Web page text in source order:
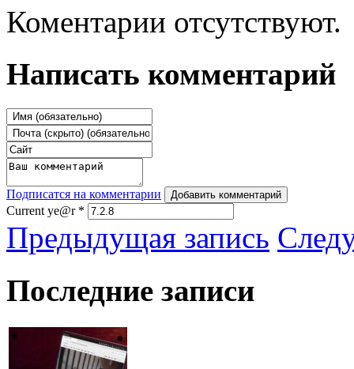
Коментарии отсутствуют.
Написать комментарий
Подписатся на комментарии Добавить комментарий
Current ye@r *
Предыдущая запись
Последние записи